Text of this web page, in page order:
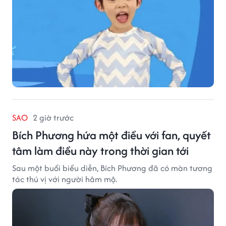
SAO 2 giờ trước
Bích Phương hứa một điều với fan, quyết
tâm làm điều này trong thời gian tới
Sau một buổi biểu diễn, Bích Phương đã có màn tương
tác thú vị với người hâm mộ.